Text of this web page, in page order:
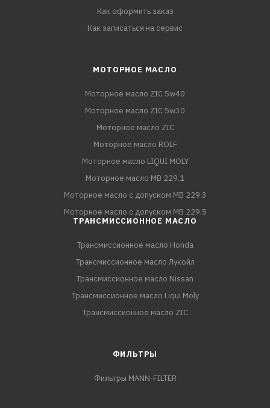
Как оформить заказ
Как записаться на сервис
МОТОРНОЕ МАСЛО
Моторное масло ZIC 5w40
Моторное масло ZIC 5w30
Моторное масло ZIC
Моторное масло ROLF
Моторное масло LIQUI MOLY
Моторное масло MB 229.1
Моторное масло с допуском MB 229.3
Моторное масло с допуском MB 229.5
ТРАНСМИССИОННОЕ МАСЛО
Трансмиссионное масло Honda
Трансмиссионное масло Лукойл
Трансмиссионное масло Nissan
Трансмиссионное масло Liqui Moly
Трансмиссионное масло ZIC
ФИЛЬТРЫ
Фильтры MANN-FILTER